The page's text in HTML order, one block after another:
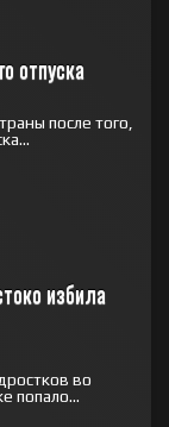
отпуска
после того,
избила
во
попало...